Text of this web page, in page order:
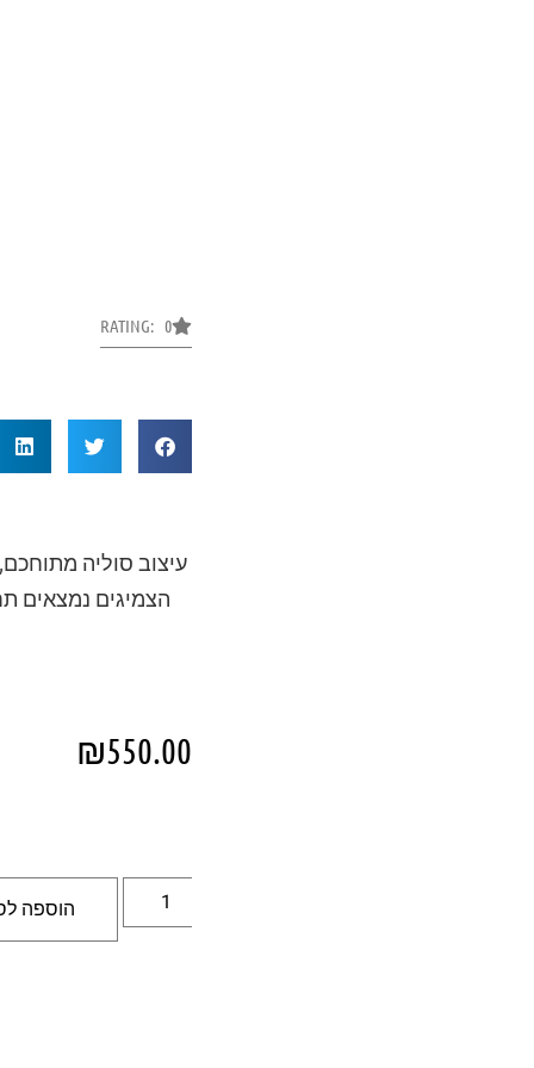
RATING: 0
הצמיגים נמצאים
₪550.00
הוספה